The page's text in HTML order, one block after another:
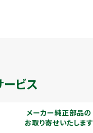
ービス
メーカー純正部品の
お取り寄せいたします